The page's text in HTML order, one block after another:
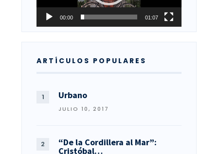
00:00 01:07
ARTÍCULOS POPULARES
Urbano
JULIO 10, 2017
“De la Cordillera al Mar”:
Cristóbal…